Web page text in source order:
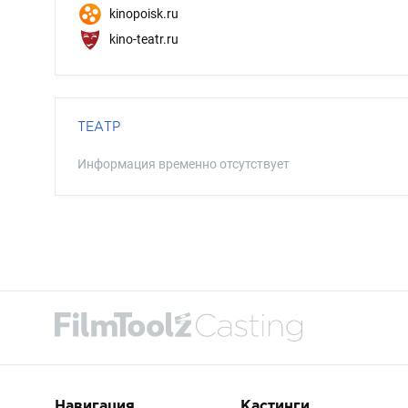
kinopoisk.ru
kino-teatr.ru
ТЕАТР
Информация временно отсутствует